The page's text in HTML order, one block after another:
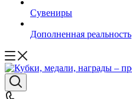
Сувениры
Дополненная реальность